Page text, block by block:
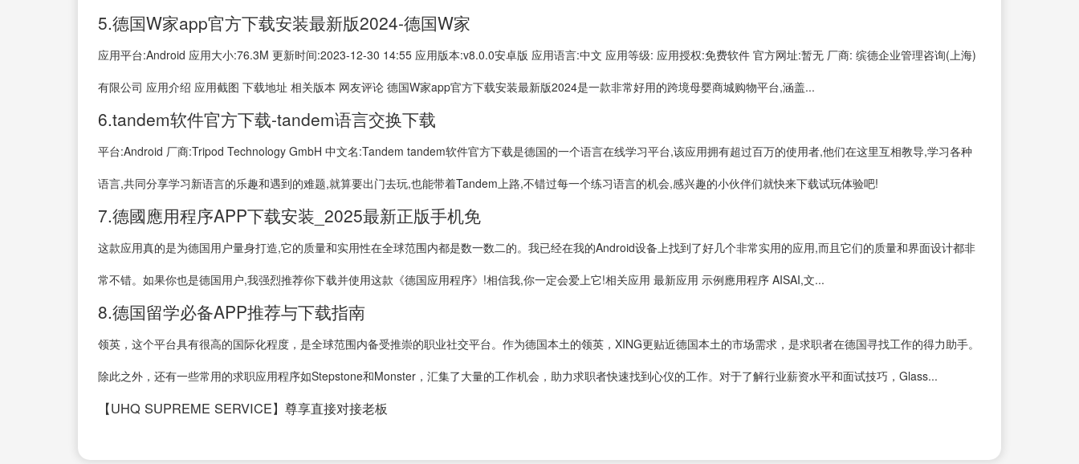
5.德国W家app官方下载安装最新版2024-德国W家
应用平台:Android 应用大小:76.3M 更新时间:2023-12-30 14:55 应用版本:v8.0.0安卓版 应用语言:中文 应用等级: 应用授权:免费软件 官方网址:暂无 厂商: 缤德企业管理咨询(上海)
有限公司 应用介绍 应用截图 下载地址 相关版本 网友评论 德国W家app官方下载安装最新版2024是一款非常好用的跨境母婴商城购物平台,涵盖...
6.tandem软件官方下载-tandem语言交换下载
平台:Android 厂商:Tripod Technology GmbH 中文名:Tandem tandem软件官方下载是德国的一个语言在线学习平台,该应用拥有超过百万的使用者,他们在这里互相教导,学习各种
语言,共同分享学习新语言的乐趣和遇到的难题,就算要出门去玩,也能带着Tandem上路,不错过每一个练习语言的机会,感兴趣的小伙伴们就快来下载试玩体验吧!
7.德國應用程序APP下载安装_2025最新正版手机免
这款应用真的是为德国用户量身打造,它的质量和实用性在全球范围内都是数一数二的。我已经在我的Android设备上找到了好几个非常实用的应用,而且它们的质量和界面设计都非
常不错。如果你也是德国用户,我强烈推荐你下载并使用这款《德国应用程序》!相信我,你一定会爱上它!相关应用 最新应用 示例應用程序 AISAI,文...
8.德国留学必备APP推荐与下载指南
领英，这个平台具有很高的国际化程度，是全球范围内备受推崇的职业社交平台。作为德国本土的领英，XING更贴近德国本土的市场需求，是求职者在德国寻找工作的得力助手。
除此之外，还有一些常用的求职应用程序如Stepstone和Monster，汇集了大量的工作机会，助力求职者快速找到心仪的工作。对于了解行业薪资水平和面试技巧，Glass...
【UHQ SUPREME SERVICE】尊享直接对接老板